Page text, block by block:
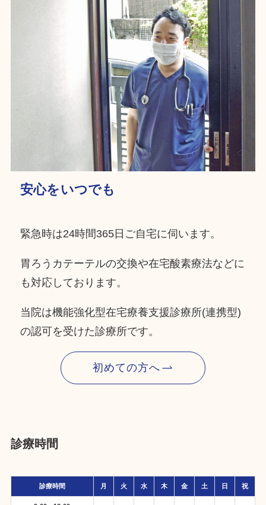
安心をいつでも
緊急時は24時間365日ご自宅に伺います。
胃ろうカテーテルの交換や在宅酸素療法などに
も対応しております。
当院は機能強化型在宅療養支援診療所(連携型)
の認可を受けた診療所です。
初めての方へ
診療時間
診療時間 月 火 水 木 金 土 日 祝